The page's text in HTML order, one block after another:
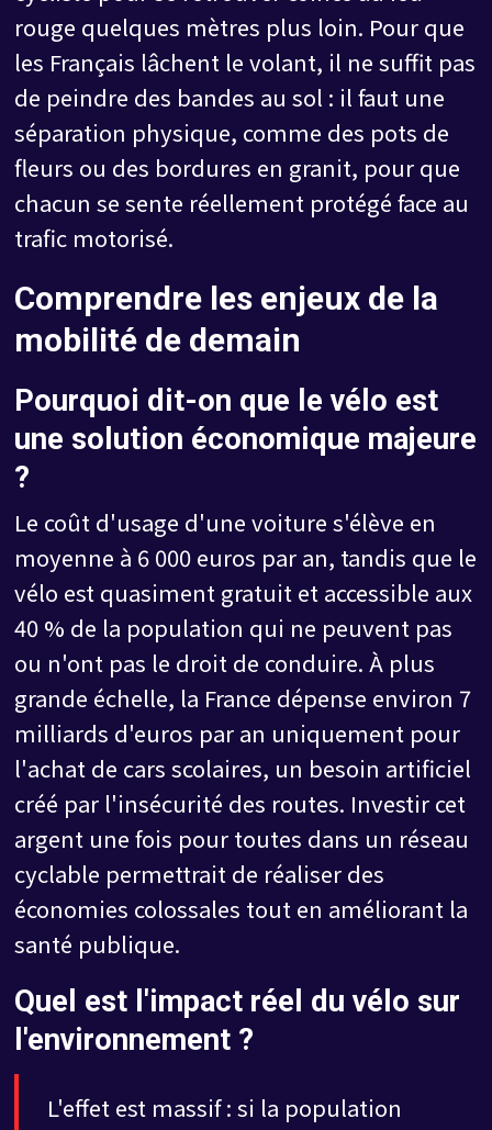
rouge quelques mètres plus loin. Pour que
les Français lâchent le volant, il ne suffit pas
de peindre des bandes au sol : il faut une
séparation physique, comme des pots de
fleurs ou des bordures en granit, pour que
chacun se sente réellement protégé face au
trafic motorisé.
Comprendre les enjeux de la
mobilité de demain
Pourquoi dit-on que le vélo est
une solution économique majeure
?
Le coût d'usage d'une voiture s'élève en
moyenne à 6 000 euros par an, tandis que le
vélo est quasiment gratuit et accessible aux
40 % de la population qui ne peuvent pas
ou n'ont pas le droit de conduire. À plus
grande échelle, la France dépense environ 7
milliards d'euros par an uniquement pour
l'achat de cars scolaires, un besoin artificiel
créé par l'insécurité des routes. Investir cet
argent une fois pour toutes dans un réseau
cyclable permettrait de réaliser des
économies colossales tout en améliorant la
santé publique.
Quel est l'impact réel du vélo sur
l'environnement ?
L'effet est massif : si la population